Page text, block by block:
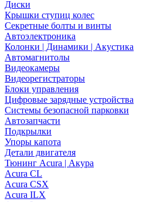
Диски
Крышки ступиц колес
Секретные болты и винты
Автоэлектроника
Колонки | Динамики | Акустика
Автомагнитолы
Видеокамеры
Видеорегистраторы
Блоки управления
Цифровые зарядные устройства
Системы безопасной парковки
Автозапчасти
Подкрылки
Упоры капота
Детали двигателя
Тюнинг Acura | Акура
Acura CL
Acura CSX
Acura ILX